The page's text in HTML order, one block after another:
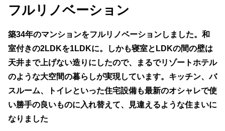
フルリノベーション
築34年のマンションをフルリノベーションしました。和
室付きの2LDKを1LDKに。しかも寝室とLDKの間の壁は
天井まで上げない造りにしたので、まるでリゾートホテル
のような大空間の暮らしが実現しています。キッチン、バ
スルーム、トイレといった住宅設備も最新のオシャレで使
い勝手の良いものに入れ替えて、見違えるような住まいに
なりました